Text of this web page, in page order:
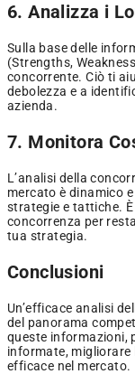
6. Analizza i
Sulla base delle
(Strengths,
concorrente. Ciò ti
debolezza e a
azienda.
7. Monitora
L’analisi della
mercato è dinamico
strategie e tattiche.
concorrenza per
tua strategia.
Conclusioni
Un’efficace analisi
del panorama
queste informazioni,
informate,
efficace nel mercato.